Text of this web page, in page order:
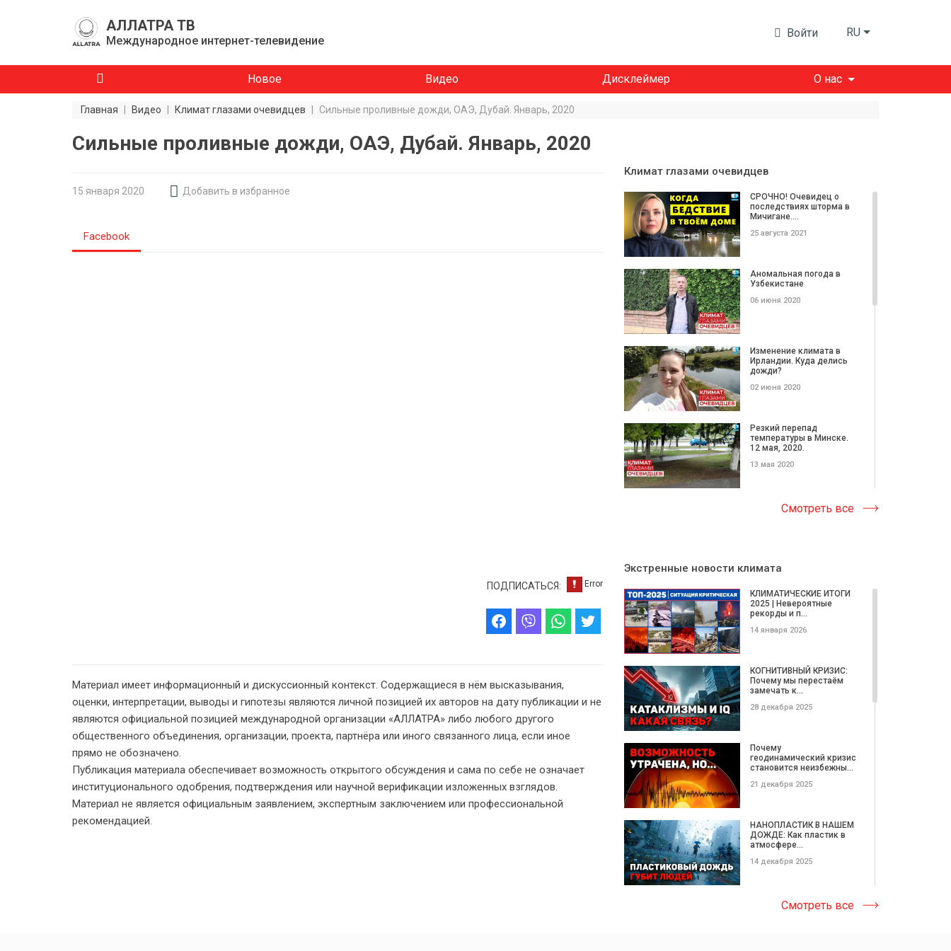
АЛЛАТРА ТВ
Международное интернет-телевидение
Войти RU
Новое Видео Дисклеймер О нас
Главная Видео Климат глазами очевидцев Сильные проливные дожди, ОАЭ, Дубай. Январь, 2020
Сильные проливные дожди, ОАЭ, Дубай. Январь, 2020
15 января 2020 Добавить в избранное
Facebook
ПОДПИСАТЬСЯ:
Материал имеет информационный и дискуссионный контекст. Содержащиеся в нём высказывания,
оценки, интерпретации, выводы и гипотезы являются личной позицией их авторов на дату публикации и не
являются официальной позицией международной организации «АЛЛАТРА» либо любого другого
общественного объединения, организации, проекта, партнёра или иного связанного лица, если иное
прямо не обозначено.
Публикация материала обеспечивает возможность открытого обсуждения и сама по себе не означает
институционального одобрения, подтверждения или научной верификации изложенных взглядов.
Материал не является официальным заявлением, экспертным заключением или профессиональной
рекомендацией.
Климат глазами очевидцев
СРОЧНО! Очевидец о
последствиях шторма в
Мичигане....
25 августа 2021
Аномальная погода в
Узбекистане
06 июня 2020
Изменение климата в
Ирландии. Куда делись
дожди?
02 июня 2020
Резкий перепад
температуры в Минске.
12 мая, 2020.
13 мая 2020
Аномально холодная
весна в Канаде. 11 мая,
апреля, 2020
15 апреля 2020
Морле (Франция). Лето,
2018 год
13 апреля 2020
Высохший пруд в
Киевской области...
03 апреля 2020
30 марта, 2020
31 марта 2020
(ОАЭ) 21.03.2020. Климат
Смотреть все
Экстренные новости климата
КЛИМАТИЧЕСКИЕ ИТОГИ
2025 | Невероятные
рекорды и п...
14 января 2026
КОГНИТИВНЫЙ КРИЗИС:
Почему мы перестаём
замечать к...
28 декабря 2025
Почему
геодинамический кризис
становится неизбежны...
21 декабря 2025
НАНОПЛАСТИК В НАШЕМ
ДОЖДЕ: Как пластик в
атмосфере...
14 декабря 2025
Катастрофические
ОПОЛЗНИ этой недели |
Смотреть все